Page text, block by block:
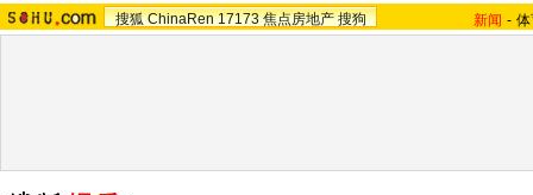
搜狐 ChinaRen 17173 焦点房地产 搜狗 新闻 -